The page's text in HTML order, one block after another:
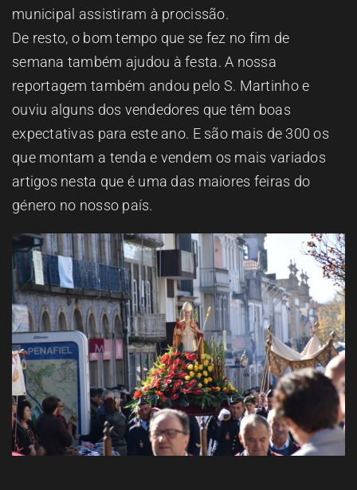
municipal assistiram à procissão.
De resto, o bom tempo que se fez no fim de
semana também ajudou à festa. A nossa
reportagem também andou pelo S. Martinho e
ouviu alguns dos vendedores que têm boas
expectativas para este ano. E são mais de 300 os
que montam a tenda e vendem os mais variados
artigos nesta que é uma das maiores feiras do
género no nosso país.